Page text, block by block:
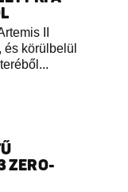
II
körülbelül
ZERO-